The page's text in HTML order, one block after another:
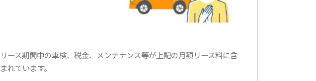
リース期間中の車検、税金、メンテナンス等が上記の月額リース料に含
まれています。